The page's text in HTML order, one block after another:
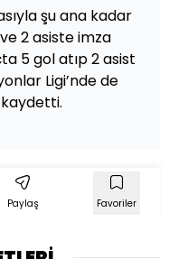
şu ana kadar
2 asiste imza
5 gol atıp 2 asist
Ligi’nde de
kaydetti.
Paylaş Favoriler